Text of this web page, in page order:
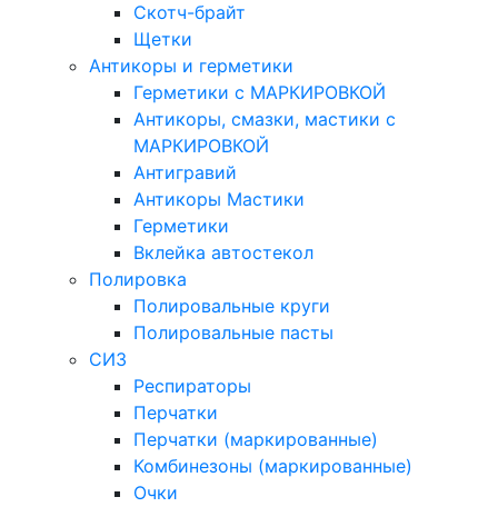
Скотч-брайт
Щетки
Антикоры и герметики
Герметики с МАРКИРОВКОЙ
Антикоры, смазки, мастики с
МАРКИРОВКОЙ
Антигравий
Антикоры Мастики
Герметики
Вклейка автостекол
Полировка
Полировальные круги
Полировальные пасты
СИЗ
Респираторы
Перчатки
Перчатки (маркированные)
Комбинезоны (маркированные)
Очки